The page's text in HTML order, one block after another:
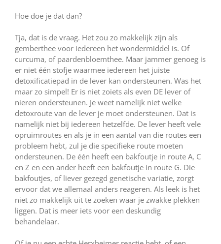
Hoe doe je dat dan?
Tja, dat is de vraag. Het zou zo makkelijk zijn als
gemberthee voor iedereen het wondermiddel is. Of
curcuma, of paardenbloemthee. Maar jammer genoeg is
er niet één stofje waarmee iedereen het juiste
detoxificatiepad in de lever kan ondersteunen. Was het
maar zo simpel! Er is niet zoiets als even DE lever of
nieren ondersteunen. Je weet namelijk niet welke
detoxroute van de lever je moet ondersteunen. Dat is
namelijk niet bij iedereen hetzelfde. De lever heeft vele
opruimroutes en als je in een aantal van die routes een
probleem hebt, zul je die specifieke route moeten
ondersteunen. De één heeft een bakfoutje in route A, C
en Z en een ander heeft een bakfoutje in route G. Die
bakfoutjes, of liever gezegd genetische variatie, zorgt
ervoor dat we allemaal anders reageren. Als leek is het
niet zo makkelijk uit te zoeken waar je zwakke plekken
liggen. Dat is meer iets voor een deskundig
behandelaar.